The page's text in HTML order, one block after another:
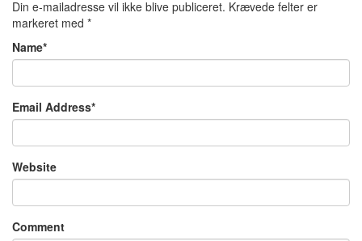
Din e-mailadresse vil ikke blive publiceret. Krævede felter er
markeret med *
Name*
Email Address*
Website
Comment